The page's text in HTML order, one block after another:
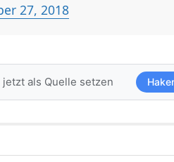
27, 2018
als Quelle setzen